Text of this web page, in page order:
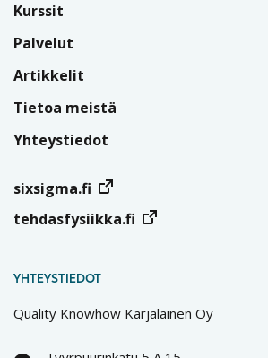
Kurssit
Palvelut
Artikkelit
Tietoa meistä
Yhteystiedot
sixsigma.fi
tehdasfysiikka.fi
YHTEYSTIEDOT
Quality Knowhow Karjalainen Oy